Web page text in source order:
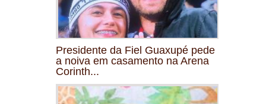
Presidente da Fiel Guaxupé pede
a noiva em casamento na Arena
Corinth...